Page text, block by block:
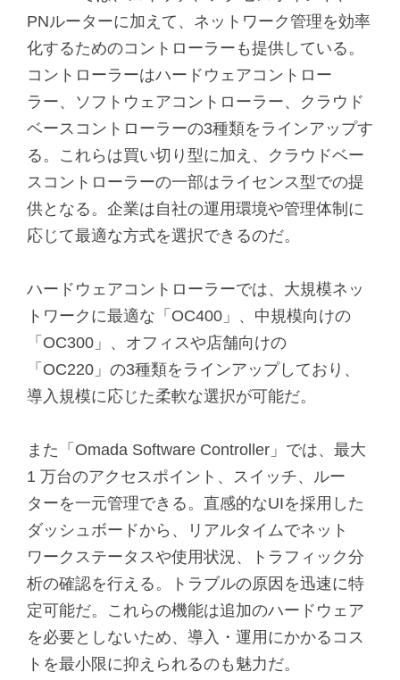
PNルーターに加えて、ネットワーク管理を効率
化するためのコントローラーも提供している。
コントローラーはハードウェアコントロー
ラー、ソフトウェアコントローラー、クラウド
ベースコントローラーの3種類をラインアップす
る。これらは買い切り型に加え、クラウドベー
スコントローラーの一部はライセンス型での提
供となる。企業は自社の運用環境や管理体制に
応じて最適な方式を選択できるのだ。
ハードウェアコントローラーでは、大規模ネッ
トワークに最適な「OC400」、中規模向けの
「OC300」、オフィスや店舗向けの
「OC220」の3種類をラインアップしており、
導入規模に応じた柔軟な選択が可能だ。
また「Omada Software Controller」では、最大
1 万台のアクセスポイント、スイッチ、ルー
ターを一元管理できる。直感的なUIを採用した
ダッシュボードから、リアルタイムでネット
ワークステータスや使用状況、トラフィック分
析の確認を行える。トラブルの原因を迅速に特
定可能だ。これらの機能は追加のハードウェア
を必要としないため、導入・運用にかかるコス
トを最小限に抑えられるのも魅力だ。